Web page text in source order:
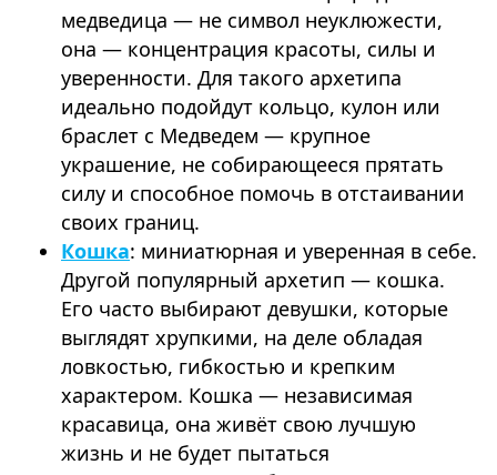
медведица — не символ неуклюжести,
она — концентрация красоты, силы и
уверенности. Для такого архетипа
идеально подойдут кольцо, кулон или
браслет с Медведем — крупное
украшение, не собирающееся прятать
силу и способное помочь в отстаивании
своих границ.
Кошка: миниатюрная и уверенная в себе.
Другой популярный архетип — кошка.
Его часто выбирают девушки, которые
выглядят хрупкими, на деле обладая
ловкостью, гибкостью и крепким
характером. Кошка — независимая
красавица, она живёт свою лучшую
жизнь и не будет пытаться